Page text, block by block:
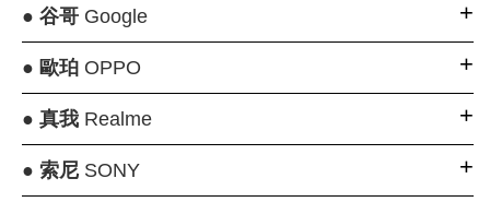
● 谷哥Google
● 歐珀OPPO
● 真我Realme
● 索尼SONY